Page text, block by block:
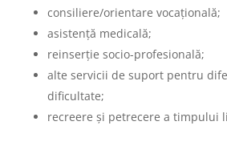
consiliere/orientare vocaţională;
asistenţă medicală;
reinserţie socio-profesională;
alte servicii de suport pentru
dificultate;
recreere şi petrecere a timpului